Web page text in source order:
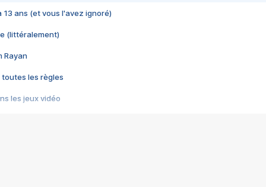
13 ans (et vous l'avez ignoré)
(littéralement)
Rayan
toutes les règles
les jeux vidéo